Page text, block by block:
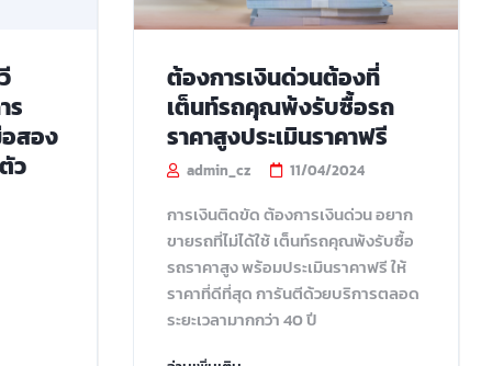
ร
สอง
ว
ต้องการเงินด่วนต้องที่
เต็นท์รถคุณพ้งรับซื้อรถ
ราคาสูงประเมินราคาฟรี
admin_cz 11/04/2024
การเงินติดขัด ต้องการเงินด่วน อยาก
ขายรถที่ไม่ได้ใช้ เต็นท์รถคุณพ้งรับซื้อ
รถราคาสูง พร้อมประเมินราคาฟรี ให้
ราคาที่ดีที่สุด การันตีด้วยบริการตลอด
ระยะเวลามากกว่า 40 ปี